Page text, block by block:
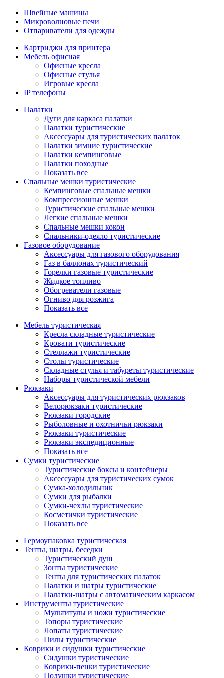
Швейные машины
Микроволновые печи
Отпариватели для одежды
Картриджи для принтера
Мебель офисная
Офисные кресла
Офисные стулья
Игровые кресла
IP телефоны
Палатки
Дуги для каркаса палатки
Палатки туристические
Аксессуары для туристических палаток
Палатки зимние туристические
Палатки кемпинговые
Палатки походные
Показать все
Спальные мешки туристические
Кемпинговые спальные мешки
Компрессионные мешки
Туристические спальные мешки
Легкие спальные мешки
Спальные мешки кокон
Спальники-одеяло туристические
Газовое оборудование
Аксессуары для газового оборудования
Газ в баллонах туристический
Горелки газовые туристические
Жидкое топливо
Обогреватели газовые
Огниво для розжига
Показать все
Мебель туристическая
Кресла складные туристические
Кровати туристические
Стеллажи туристические
Столы туристические
Складные стулья и табуреты туристические
Наборы туристической мебели
Рюкзаки
Аксессуары для туристических рюкзаков
Велорюкзаки туристические
Рюкзаки городские
Рыболовные и охотничьи рюкзаки
Рюкзаки туристические
Рюкзаки экспедиционные
Показать все
Сумки туристические
Туристические боксы и контейнеры
Аксессуары для туристических сумок
Сумка-холодильник
Сумки для рыбалки
Сумки-чехлы туристические
Косметички туристические
Показать все
Гермоупаковка туристическая
Тенты, шатры, беседки
Туристический душ
Зонты туристические
Тенты для туристических палаток
Палатки и шатры туристические
Палатки-шатры с автоматическим каркасом
Инструменты туристические
Мультитулы и ножи туристические
Топоры туристические
Лопаты туристические
Пилы туристические
Коврики и сидушки туристические
Сидушки туристические
Коврики-пенки туристические
Подушки туристические